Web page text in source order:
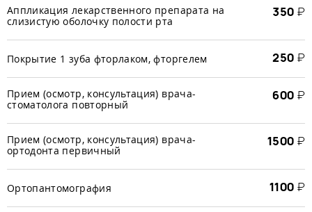
Аппликация лекарственного препарата на
слизистую оболочку полости рта
350 ₽
Покрытие 1 зуба фторлаком, фторгелем 250 ₽
Прием (осмотр, консультация) врача-
стоматолога повторный
600 ₽
Прием (осмотр, консультация) врача-
ортодонта первичный
1500 ₽
Ортопантомография 1100 ₽